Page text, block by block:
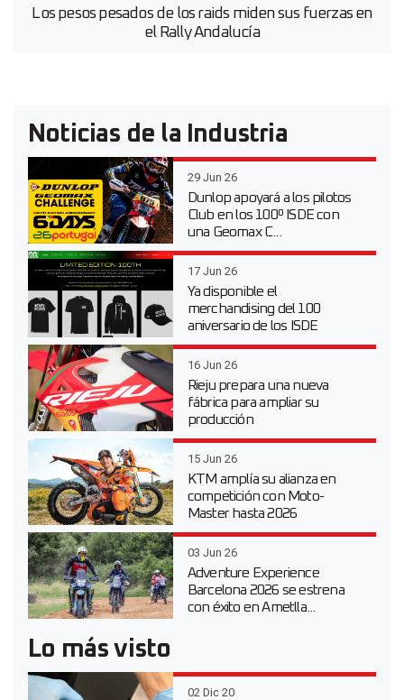
Los pesos pesados de los raids miden sus fuerzas en
el Rally Andalucía
Noticias de la Industria
29 Jun 26
Dunlop apoyará a los pilotos
Club en los 100º ISDE con
una Geomax C...
17 Jun 26
Ya disponible el
merchandising del 100
aniversario de los ISDE
16 Jun 26
Rieju prepara una nueva
fábrica para ampliar su
producción
15 Jun 26
KTM amplía su alianza en
competición con Moto-
Master hasta 2026
03 Jun 26
Adventure Experience
Barcelona 2026 se estrena
con éxito en Ametlla...
Lo más visto
02 Dic 20